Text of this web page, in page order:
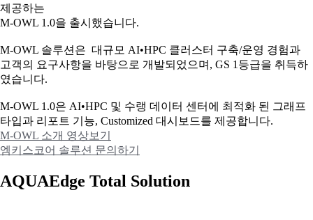
제공하는
M-OWL 1.0을 출시했습니다.
M-OWL 솔루션은 대규모 AI•HPC 클러스터 구축/운영 경험과
고객의 요구사항을 바탕으로 개발되었으며, GS 1등급을 취득하
였습니다.
M-OWL 1.0은 AI•HPC 및 수랭 데이터 센터에 최적화 된 그래프
타입과 리포트 기능, Customized 대시보드를 제공합니다.
M-OWL 소개 영상보기
엠키스코어 솔루션 문의하기
AQUAEdge Total Solution